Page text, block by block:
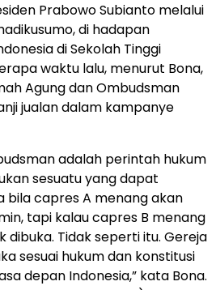
Prabowo Subianto melalui
di hadapan
di Sekolah Tinggi
waktu lalu, menurut Bona,
Agung dan Ombudsman
jualan dalam kampanye
adalah perintah hukum
sesuatu yang dapat
bila capres A menang akan
tapi kalau capres B menang
dibuka. Tidak seperti itu. Gereja
sesuai hukum dan konstitusi
depan Indonesia,” kata Bona.